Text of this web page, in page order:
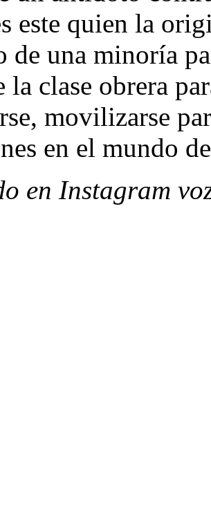
este quien la
de una minoría
la clase obrera
movilizarse
en el mundo
en Instagram